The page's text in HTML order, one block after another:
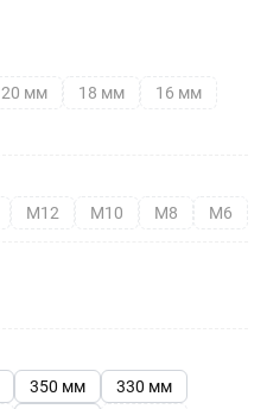
20 мм 18 мм
16 мм
М12 М10 М8 М6
350 мм
330 мм